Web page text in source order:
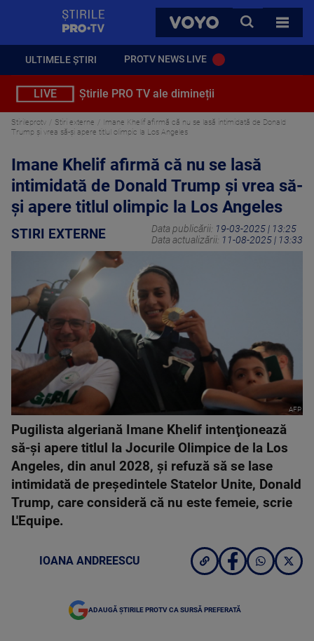
VOYO
CAUTA
TOATE
ULTIMELE ȘTIRI PROTV NEWS LIVE
LIVE Știrile PRO TV ale dimineții
Stirileprotv Stiri externe
Imane Khelif afirmă că nu se lasă intimidată de Donald
Trump şi vrea să-şi apere titlul olimpic la Los Angeles
Imane Khelif afirmă că nu se lasă
intimidată de Donald Trump şi vrea să-
şi apere titlul olimpic la Los Angeles
STIRI EXTERNE Data publicării: 19-03-2025 | 13:25
Data actualizării: 11-08-2025 | 13:33
AFP
Pugilista algeriană Imane Khelif intenţionează
să-şi apere titlul la Jocurile Olimpice de la Los
Angeles, din anul 2028, şi refuză să se lase
intimidată de preşedintele Statelor Unite, Donald
Trump, care consideră că nu este femeie, scrie
L'Equipe.
IOANA ANDREESCU
ADAUGĂ ȘTIRILE PROTV CA SURSĂ PREFERATĂ